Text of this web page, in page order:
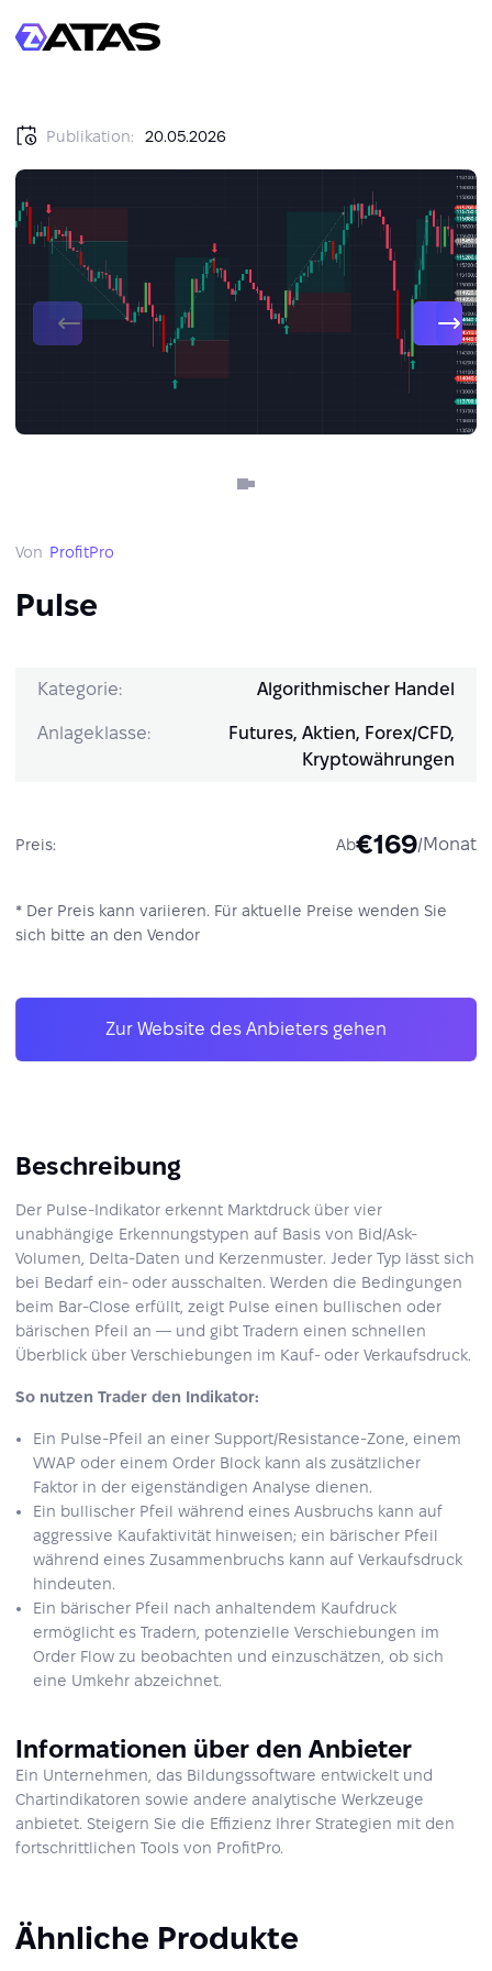
Publikation: 20.05.2026
Von ProfitPro
Pulse
Kategorie: Algorithmischer Handel
Anlageklasse:
Futures, Aktien, Forex/CFD,
Kryptowährungen
Preis: Ab€169/Monat
* Der Preis kann variieren. Für aktuelle Preise wenden Sie
sich bitte an den Vendor
Zur Website des Anbieters gehen
Beschreibung
Der Pulse-Indikator erkennt Marktdruck über vier
unabhängige Erkennungstypen auf Basis von Bid/Ask-
Volumen, Delta-Daten und Kerzenmuster. Jeder Typ lässt sich
bei Bedarf ein- oder ausschalten. Werden die Bedingungen
beim Bar-Close erfüllt, zeigt Pulse einen bullischen oder
bärischen Pfeil an — und gibt Tradern einen schnellen
Überblick über Verschiebungen im Kauf- oder Verkaufsdruck.
So nutzen Trader den Indikator:
Ein Pulse-Pfeil an einer Support/Resistance-Zone, einem
VWAP oder einem Order Block kann als zusätzlicher
Faktor in der eigenständigen Analyse dienen.
Ein bullischer Pfeil während eines Ausbruchs kann auf
aggressive Kaufaktivität hinweisen; ein bärischer Pfeil
während eines Zusammenbruchs kann auf Verkaufsdruck
hindeuten.
Ein bärischer Pfeil nach anhaltendem Kaufdruck
ermöglicht es Tradern, potenzielle Verschiebungen im
Order Flow zu beobachten und einzuschätzen, ob sich
eine Umkehr abzeichnet.
Informationen über den Anbieter
Ein Unternehmen, das Bildungssoftware entwickelt und
Chartindikatoren sowie andere analytische Werkzeuge
anbietet. Steigern Sie die Effizienz Ihrer Strategien mit den
fortschrittlichen Tools von ProfitPro.
Ähnliche Produkte